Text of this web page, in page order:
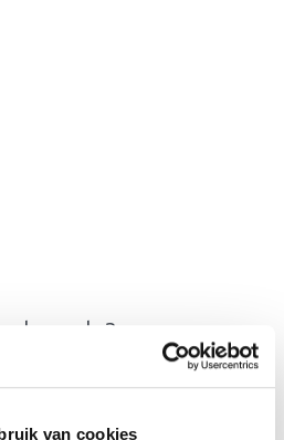
van cookies